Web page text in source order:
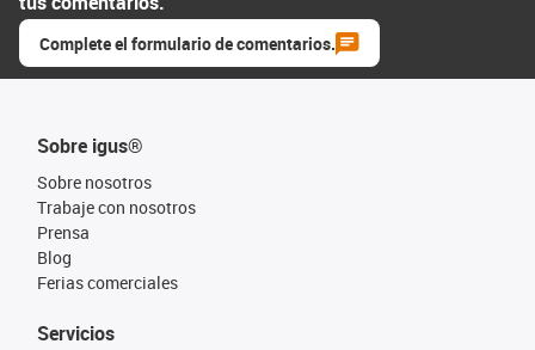
Complete el formulario de comentarios.
Sobre igus®
Sobre nosotros
Trabaje con nosotros
Prensa
Blog
Ferias comerciales
Servicios